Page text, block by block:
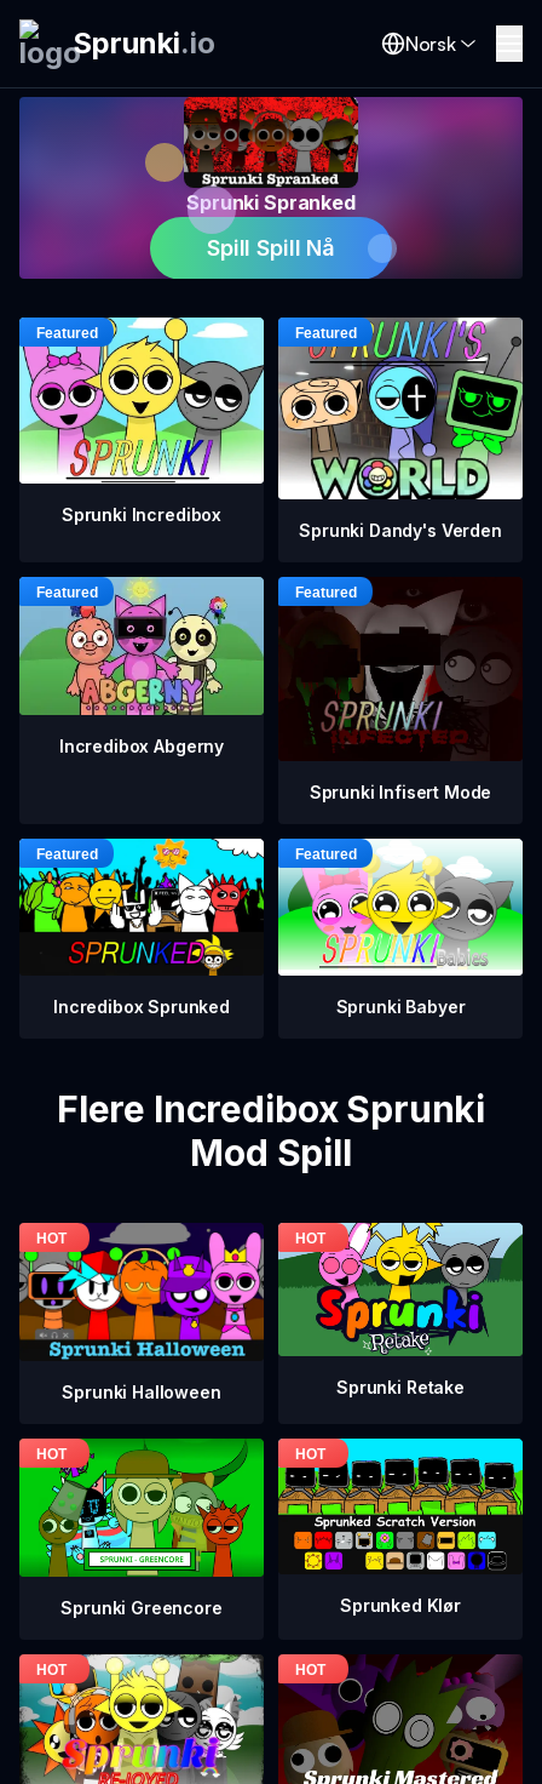
Sprunki.io Norsk
Sprunki Spranked
Spill Spill Nå
Sprunki Incredibox
Sprunki Dandy's Verden
Incredibox Abgerny
Sprunki Infisert Mode
Incredibox Sprunked Sprunki Babyer
Flere Incredibox Sprunki
Mod Spill
Sprunki Halloween Sprunki Retake
Sprunki Greencore Sprunked Klør